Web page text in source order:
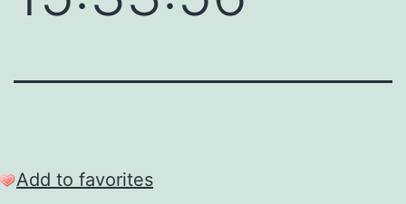
Add to favorites